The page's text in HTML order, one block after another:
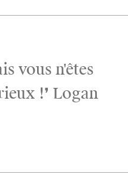
vous n'êtes
!❜ Logan